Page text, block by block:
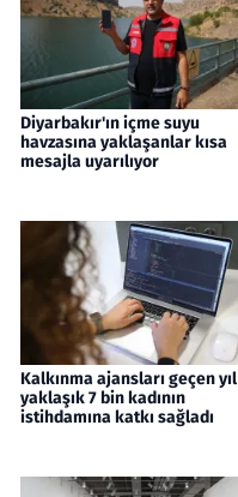
Diyarbakır'ın içme suyu
havzasına yaklaşanlar kısa
mesajla uyarılıyor
Kalkınma ajansları geçen yıl
yaklaşık 7 bin kadının
istihdamına katkı sağladı